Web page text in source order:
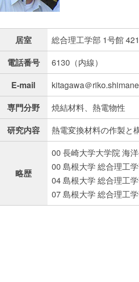
居室
総合理工学部 1号館
電話番号
6130（内線）
E-mail
kitagawa＠
専門分野
焼結材料、熱電物性
研究内容
熱電変換材料の作製と
略歴
00 長崎大学大学院 海
00 島根大学 総合理工
04 島根大学 総合理工
07 島根大学 総合理工